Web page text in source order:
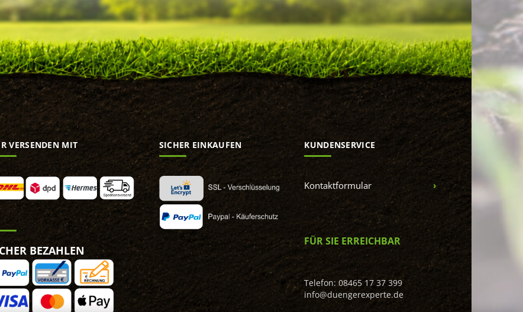
VERSENDEN MIT
BEZAHLEN
SICHER EINKAUFEN KUNDENSERVICE
Kontaktformular
FÜR SIE ERREICHBAR
Telefon: 08465 17 37 399
info@duengerexperte.de